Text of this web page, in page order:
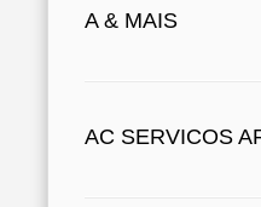
A & MAIS
AC SERVICOS